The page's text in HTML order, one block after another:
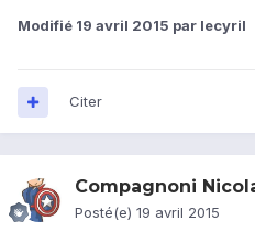
Modifié 19 avril 2015 par lecyril
Citer
Compagnoni
Posté(e) 19 avril 2015